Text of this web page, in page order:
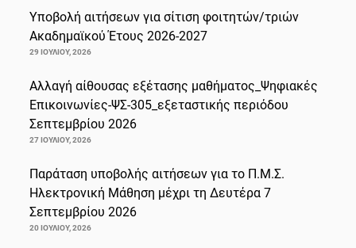
Υποβολή αιτήσεων για σίτιση φοιτητών/τριών
Ακαδημαϊκού Έτους 2026-2027
29 ΙΟΥΛΊΟΥ, 2026
Αλλαγή αίθουσας εξέτασης μαθήματος_Ψηφιακές
Επικοινωνίες-ΨΣ-305_εξεταστικής περιόδου
Σεπτεμβρίου 2026
27 ΙΟΥΛΊΟΥ, 2026
Παράταση υποβολής αιτήσεων για το Π.Μ.Σ.
Ηλεκτρονική Μάθηση μέχρι τη Δευτέρα 7
Σεπτεμβρίου 2026
20 ΙΟΥΛΊΟΥ, 2026